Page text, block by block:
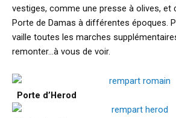
vestiges, comme une presse à olives, et
Porte de Damas à différentes époques.
vaille toutes les marches
remonter…à vous de voir.
Porte d’Herod